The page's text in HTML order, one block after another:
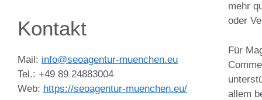
Kontakt
Mail: info@seoagentur-muenchen.eu
Tel.: +49 89 24883004
Web: https://seoagentur-muenchen.eu/
mehr
oder
Für
allem